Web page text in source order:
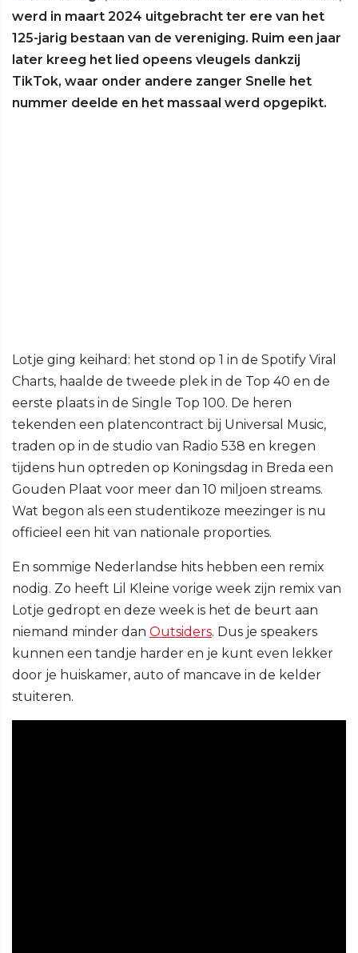
werd in maart 2024 uitgebracht ter ere van het
125-jarig bestaan van de vereniging. Ruim een jaar
later kreeg het lied opeens vleugels dankzij
TikTok, waar onder andere zanger Snelle het
nummer deelde en het massaal werd opgepikt.
Lotje ging keihard: het stond op 1 in de Spotify Viral
Charts, haalde de tweede plek in de Top 40 en de
eerste plaats in de Single Top 100. De heren
tekenden een platencontract bij Universal Music,
traden op in de studio van Radio 538 en kregen
tijdens hun optreden op Koningsdag in Breda een
Gouden Plaat voor meer dan 10 miljoen streams.
Wat begon als een studentikoze meezinger is nu
officieel een hit van nationale proporties.
En sommige Nederlandse hits hebben een remix
nodig. Zo heeft Lil Kleine vorige week zijn remix van
Lotje gedropt en deze week is het de beurt aan
niemand minder dan Outsiders. Dus je speakers
kunnen een tandje harder en je kunt even lekker
door je huiskamer, auto of mancave in de kelder
stuiteren.